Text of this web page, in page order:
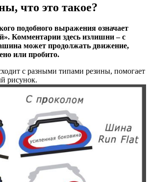
что это такое?
подобного выражения означает
Комментарии здесь излишни – с
может продолжать движение,
или пробито.
с разными типами резины, помогает
рисунок.